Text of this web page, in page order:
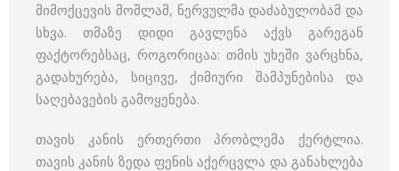
მიმოქცევის მოშლამ, ნერვულმა დაძაბულობამ და
სხვა. თმაზე დიდი გავლენა აქვს გარეგან
ფაქტორებსაც, როგორიცაა: თმის უხეში ვარცხნა,
გადახურება, სიცივე, ქიმიური შამპუნებისა და
საღებავების გამოყენება.
თავის კანის ერთერთი პრობლემა ქერტლია.
თავის კანის ზედა ფენის აქერცვლა და განახლება